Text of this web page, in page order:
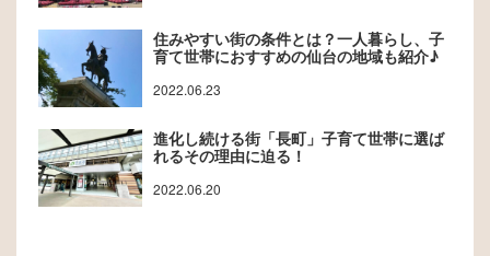
住みやすい街の条件とは？一人暮らし、子
育て世帯におすすめの仙台の地域も紹介♪
2022.06.23
進化し続ける街「長町」子育て世帯に選ば
れるその理由に迫る！
2022.06.20